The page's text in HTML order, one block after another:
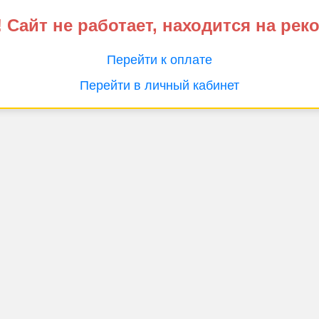
не работает, находится на
Перейти к оплате
Перейти в личный кабинет